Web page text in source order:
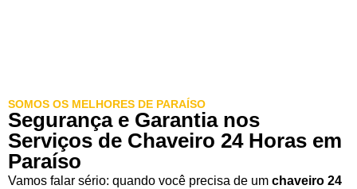
SOMOS OS MELHORES DE PARAÍSO
Segurança e Garantia nos
Serviços de Chaveiro 24 Horas em
Paraíso
Vamos falar sério: quando você precisa de um chaveiro 24